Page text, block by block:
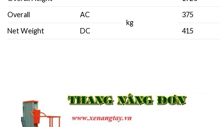
Overall
AC
kg
375
Net Weight
DC 415